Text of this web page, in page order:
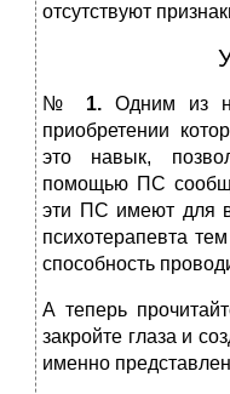
отсутствуют
№ 1.Одним из
приобретении
это навык,
помощью ПС
эти ПС имеют для
психотерапевта
способность
А теперь
закройте глаза и
именно